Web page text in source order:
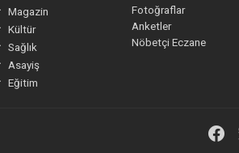
Magazin
Kültür
Sağlık
Asayiş
Eğitim
Fotoğraflar
Anketler
Nöbetçi Eczane